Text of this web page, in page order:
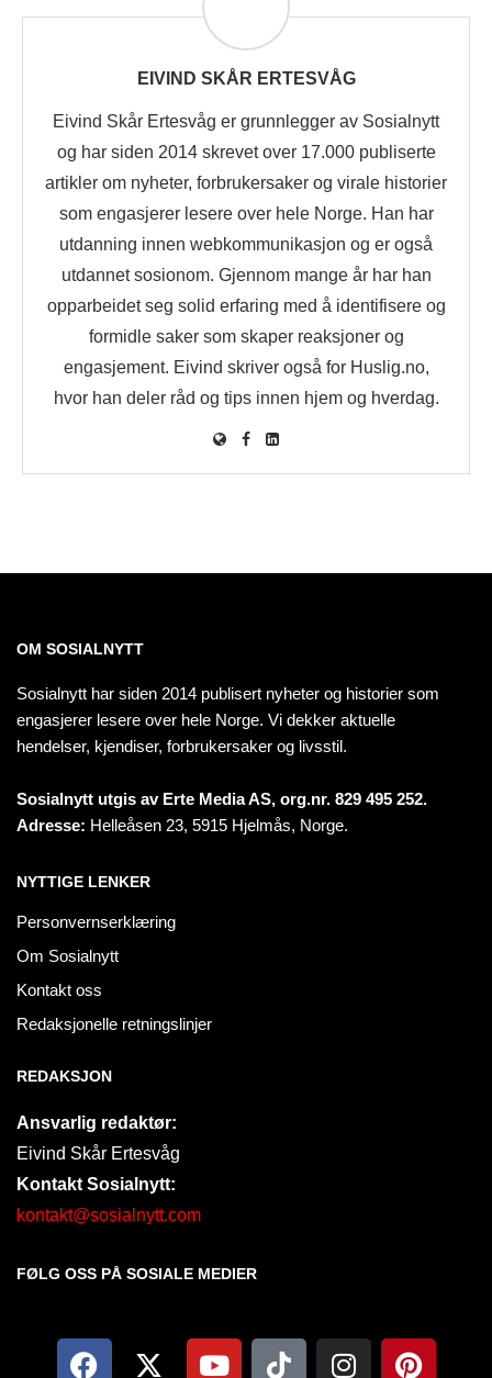
EIVIND SKÅR ERTESVÅG
Eivind Skår Ertesvåg er grunnlegger av Sosialnytt
og har siden 2014 skrevet over 17.000 publiserte
artikler om nyheter, forbrukersaker og virale historier
som engasjerer lesere over hele Norge. Han har
utdanning innen webkommunikasjon og er også
utdannet sosionom. Gjennom mange år har han
opparbeidet seg solid erfaring med å identifisere og
formidle saker som skaper reaksjoner og
engasjement. Eivind skriver også for Huslig.no,
hvor han deler råd og tips innen hjem og hverdag.
OM SOSIALNYTT
Sosialnytt har siden 2014 publisert nyheter og historier som
engasjerer lesere over hele Norge. Vi dekker aktuelle
hendelser, kjendiser, forbrukersaker og livsstil.
Sosialnytt utgis av Erte Media AS, org.nr. 829 495 252.
Adresse: Helleåsen 23, 5915 Hjelmås, Norge.
NYTTIGE LENKER
Personvernserklæring
Om Sosialnytt
Kontakt oss
Redaksjonelle retningslinjer
REDAKSJON
Ansvarlig redaktør:
Eivind Skår Ertesvåg
Kontakt Sosialnytt:
kontakt@sosialnytt.com
FØLG OSS PÅ SOSIALE MEDIER​